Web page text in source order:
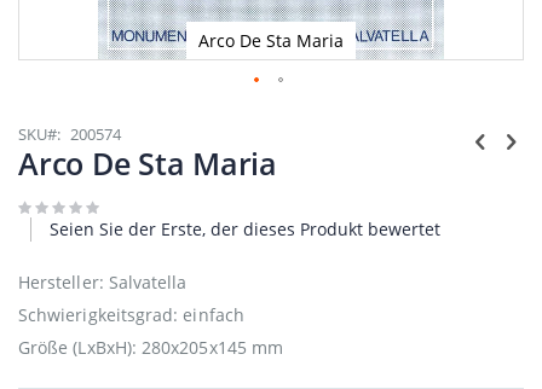
Arco De Sta Maria
Anfang
der
Bildgalerie
SKU 200574
Arco De Sta Maria
Seien Sie der Erste, der dieses Produkt bewertet
Hersteller: Salvatella
Schwierigkeitsgrad: einfach
Größe (LxBxH): 280x205x145 mm